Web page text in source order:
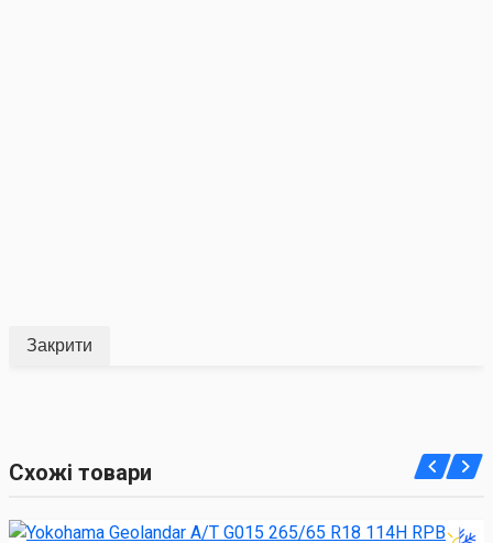
Закрити
Схожі товари